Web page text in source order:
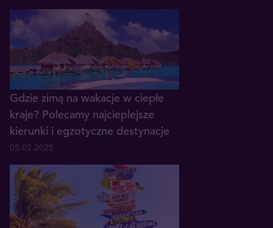
Gdzie zimą na wakacje w ciepłe
kraje? Polecamy najcieplejsze
kierunki i egzotyczne destynacje
05.02.2025